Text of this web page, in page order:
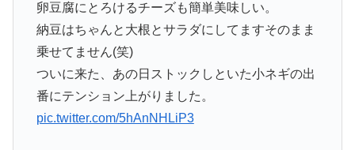
卵豆腐にとろけるチーズも簡単美味しい。
納豆はちゃんと大根とサラダにしてますそのまま
乗せてません(笑)
ついに来た、あの日ストックしといた小ネギの出
番にテンション上がりました。
pic.twitter.com/5hAnNHLiP3